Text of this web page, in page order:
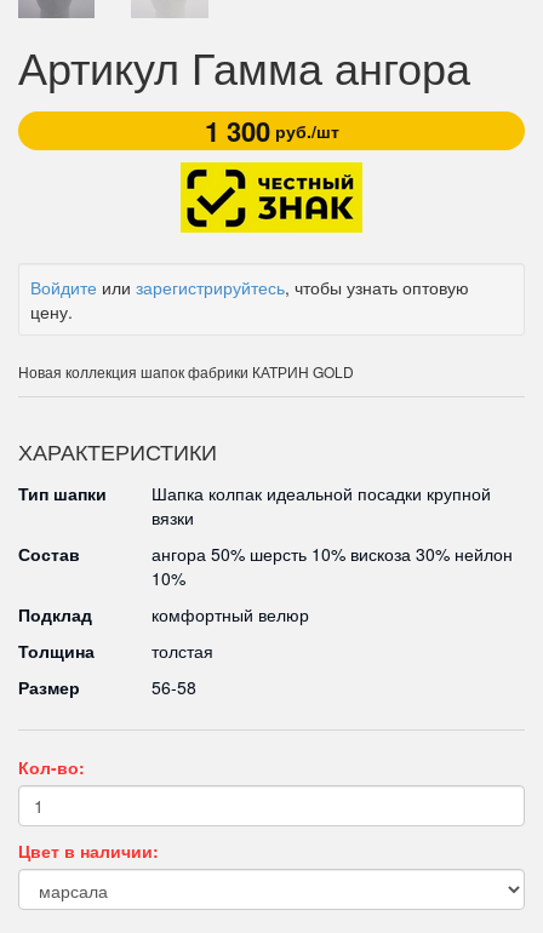
Артикул Гамма ангора
1 300руб./шт
Войдите или зарегистрируйтесь, чтобы узнать оптовую
цену.
Новая коллекция шапок фабрики КАТРИН GOLD
ХАРАКТЕРИСТИКИ
Тип шапки
Шапка колпак идеальной посадки крупной
вязки
Состав
ангора 50% шерсть 10% вискоза 30% нейлон
10%
Подклад
комфортный велюр
Толщина
толстая
Размер
56-58
Кол-во:
Цвет в наличии: